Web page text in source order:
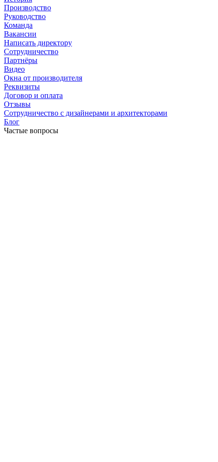
Производство
Руководство
Команда
Вакансии
Написать директору
Сотрудничество
Партнёры
Видео
Окна от производителя
Реквизиты
Договор и оплата
Отзывы
Сотрудничество с дизайнерами и архитекторами
Блог
Частые вопросы